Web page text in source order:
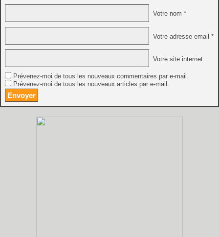
Votre nom *
Votre adresse email *
Votre site internet
Prévenez-moi de tous les nouveaux commentaires par e-mail.
Prévenez-moi de tous les nouveaux articles par e-mail.